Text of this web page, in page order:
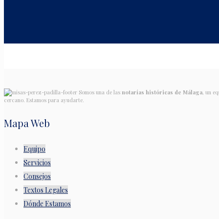
Somos una de las notarías históricas de Málaga, un
cercano. Estamos para ayudarte.
Mapa Web
Equipo
Servicios
Consejos
Textos Legales
Dónde Estamos